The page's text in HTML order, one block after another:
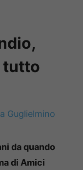
tutto
Guglielmino
da quando
di Amici